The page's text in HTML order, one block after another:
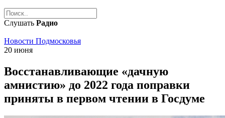
Слушать Радио
Новости Подмосковья
20 июня
Восстанавливающие «дачную
амнистию» до 2022 года поправки
приняты в первом чтении в Госдуме